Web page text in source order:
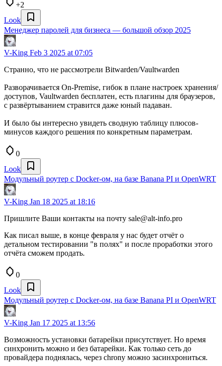
+2
Look
Менеджер паролей для бизнеса — большой обзор 2025
V-King Feb 3 2025 at 07:05
Странно, что не рассмотрели Bitwarden/Vaultwarden
Разворачивается On-Premise, гибок в плане настроек хранения/
доступов, Vaultwarden бесплатен, есть плагины для браузеров,
с развёртыванием стравится даже юный падаван.
И было бы интересно увидеть сводную таблицу плюсов-
минусов каждого решения по конкретным параметрам.
0
Look
Модульный роутер с Docker-ом, на базе Banana PI и OpenWRT
V-King Jan 18 2025 at 18:16
Пришлите Ваши контакты на почту sale@alt-info.pro
Как писал выше, в конце февраля у нас будет отчёт о
детальном тестировании "в полях" и после проработки этого
отчёта сможем продать.
0
Look
Модульный роутер с Docker-ом, на базе Banana PI и OpenWRT
V-King Jan 17 2025 at 13:56
Возможность установки батарейки присутствует. Но время
синхронить можно и без батарейки. Как только сеть до
провайдера поднялась, через сhrony можно засинхрониться.